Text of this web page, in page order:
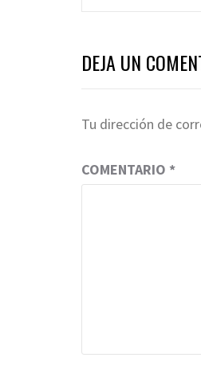
DEJA UN
Tu dirección de
COMENTARIO *